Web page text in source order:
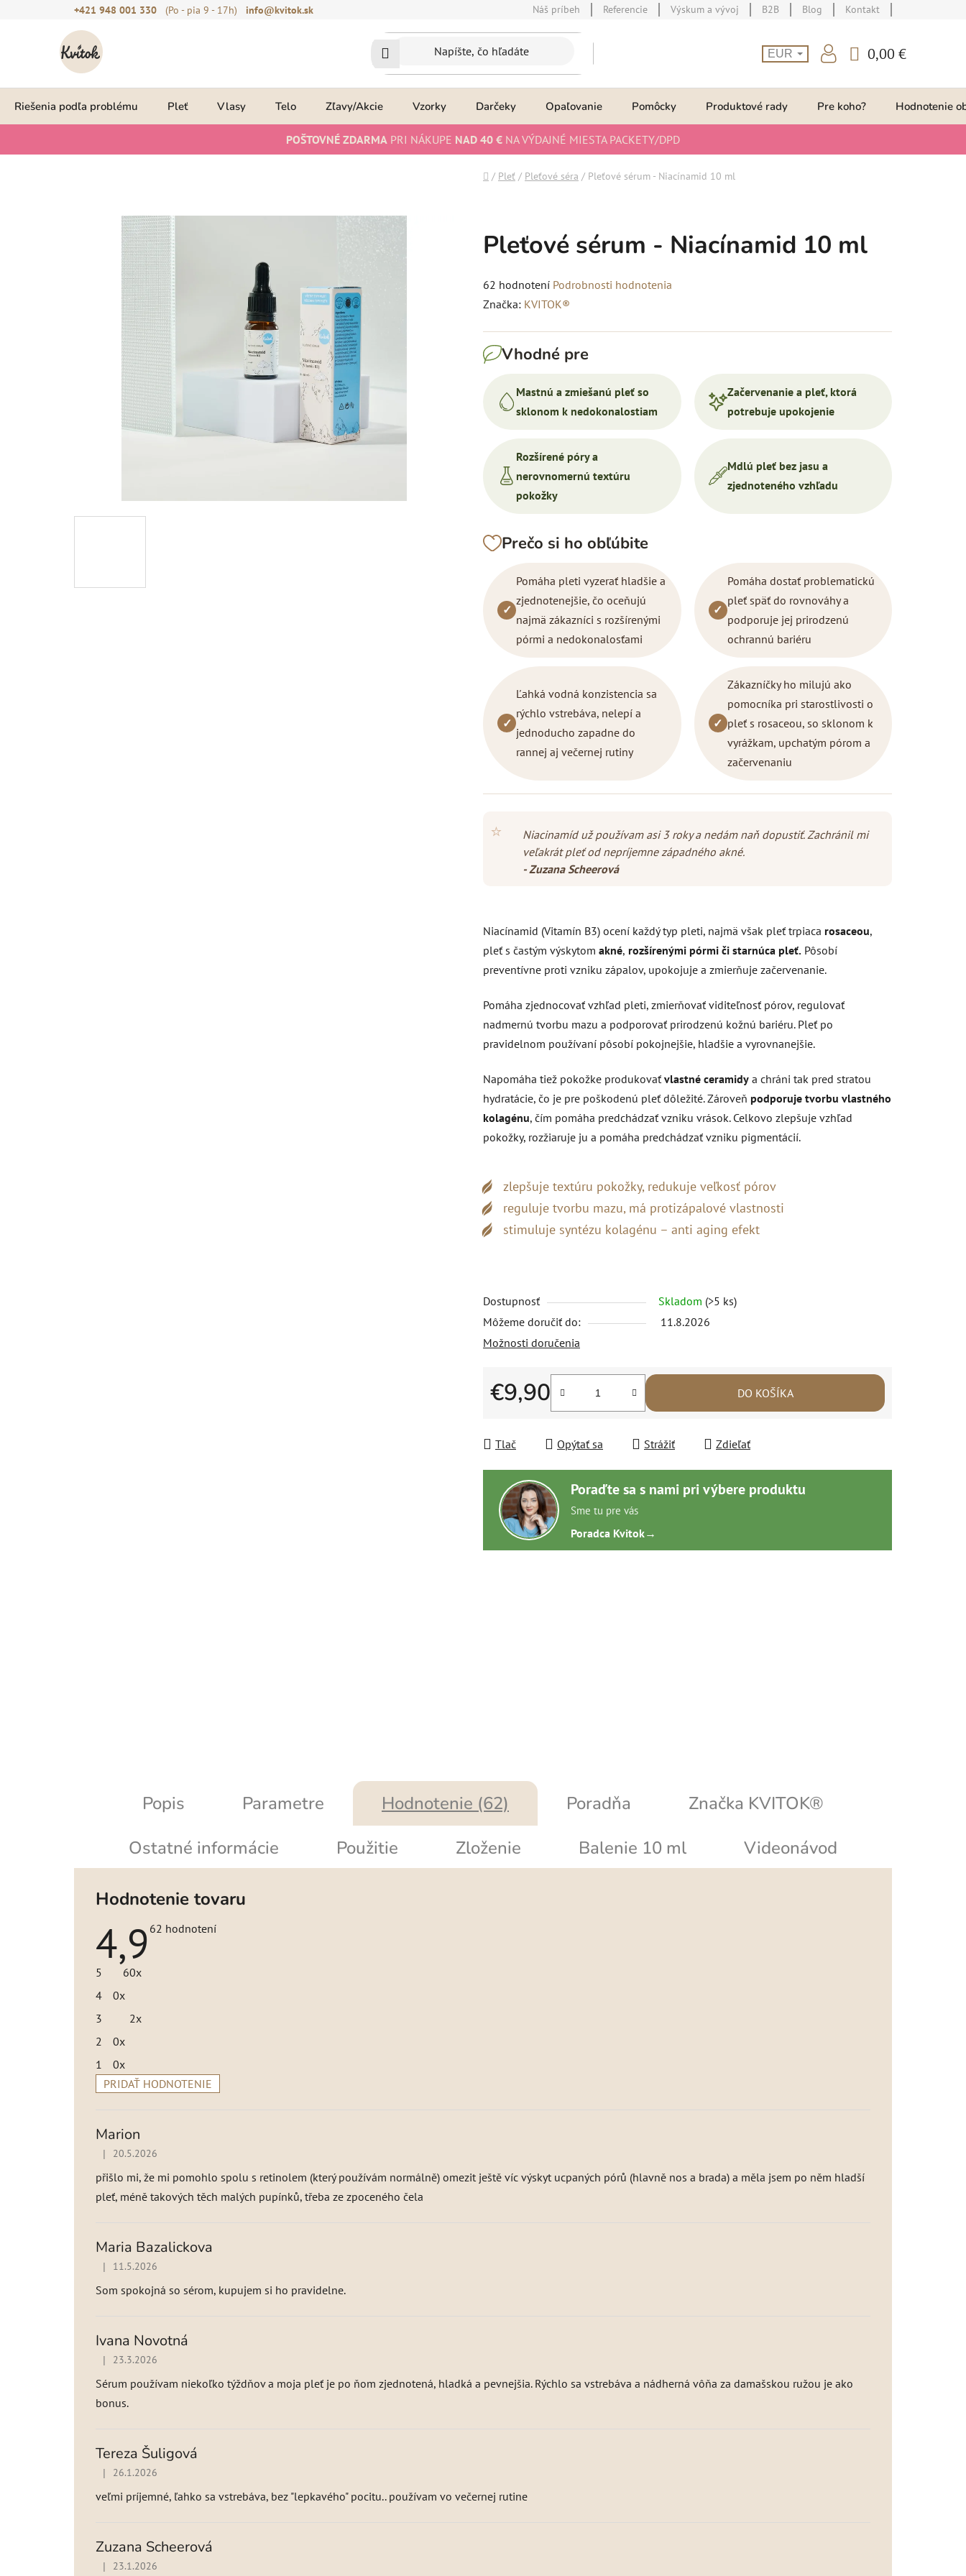
+421 948 001 330 (Po - pia 9 - 17h) info@kvitok.sk Náš príbeh Referencie Výskum a vývoj B2B Blog Kontakt
EUR
KOŠÍK
0,00 €
Riešenia podľa problému Pleť Vlasy Telo Zľavy/Akcie Vzorky Darčeky Opaľovanie Pomôcky Produktové rady Pre koho? Hodnotenie
POŠTOVNÉ ZDARMA PRI NÁKUPE NAD 40 € NA VÝDAJNÉ MIESTA PACKETY/DPD
Domov
/ Pleť / Pleťové séra / Pleťové sérum - Niacínamid 10 ml
Pleťové sérum - Niacínamid 10 ml
Priemerné
hodnotenie
je
4,9
hviezdičiek.
62 hodnotení Podrobnosti hodnotenia
Značka: KVITOK®
Vhodné pre
Mastnú a zmiešanú pleť so
sklonom k nedokonalostiam
Začervenanie a pleť, ktorá
potrebuje upokojenie
Rozšírené póry a
nerovnomernú textúru
pokožky
Mdlú pleť bez jasu a
zjednoteného vzhľadu
Prečo si ho obľúbite
✓
Pomáha pleti vyzerať hladšie a
zjednotenejšie, čo oceňujú
najmä zákazníci s rozšírenými
pórmi a nedokonalosťami
✓
Pomáha dostať problematickú
pleť späť do rovnováhy a
podporuje jej prirodzenú
ochrannú bariéru
✓
Ľahká vodná konzistencia sa
rýchlo vstrebáva, nelepí a
jednoducho zapadne do
rannej aj večernej rutiny
✓
Zákazníčky ho milujú ako
pomocníka pri starostlivosti o
pleť s rosaceou, so sklonom k
vyrážkam, upchatým pórom a
začervenaniu
⭐
Niacinamíd už používam asi 3 roky a nedám naň dopustiť. Zachránil mi
veľakrát pleť od nepríjemne západného akné.
- Zuzana Scheerová
Niacínamid (Vitamín B3) ocení každý typ pleti, najmä však pleť trpiaca rosaceou,
pleť s častým výskytom akné, rozšírenými pórmi či starnúca pleť. Pôsobí
preventívne proti vzniku zápalov, upokojuje a zmierňuje začervenanie.
Pomáha zjednocovať vzhľad pleti, zmierňovať viditeľnosť pórov, regulovať
nadmernú tvorbu mazu a podporovať prirodzenú kožnú bariéru. Pleť po
pravidelnom používaní pôsobí pokojnejšie, hladšie a vyrovnanejšie.
Napomáha tiež pokožke produkovať vlastné ceramidy a chráni tak pred stratou
hydratácie, čo je pre poškodenú pleť dôležité. Zároveň podporuje tvorbu vlastného
kolagénu, čím pomáha predchádzať vzniku vrások. Celkovo zlepšuje vzhľad
pokožky, rozžiaruje ju a pomáha predchádzať vzniku pigmentácií.
zlepšuje textúru pokožky, redukuje veľkosť pórov
reguluje tvorbu mazu, má protizápalové vlastnosti
stimuluje syntézu kolagénu – anti aging efekt
Dostupnosť Skladom (>5 ks)
Môžeme doručiť do:
11.8.2026
Možnosti doručenia
€9,90
Jednotková cena:
DO KOŠÍKA
Tlač Opýtať sa Strážiť Zdieľať
Poraďte sa s nami pri výbere produktu
Sme tu pre vás
Poradca Kvitok→
Popis Parametre Hodnotenie (62) Poradňa Značka KVITOK®
Ostatné informácie
Použitie Zloženie Balenie 10 ml Videonávod
Hodnotenie tovaru
4,9 Priemerné
62 hodnotení
5
60x
4
0x
3
2x
2
0x
1
0x
PRIDAŤ HODNOTENIE
p
h
o
o
t
n
Marion
Hodnotenie produktu je 5 z 5 hviezdičiek.
| 20.5.2026
přišlo mi, že mi pomohlo spolu s retinolem (který používám normálně) omezit ještě víc výskyt ucpaných pórů (hlavně nos a brada) a měla jsem po něm hladší
pleť, méně takových těch malých pupínků, třeba ze zpoceného čela
Maria Bazalickova
Hodnotenie produktu je 5 z 5 hviezdičiek.
| 11.5.2026
Som spokojná so sérom, kupujem si ho pravidelne.
Ivana Novotná
Hodnotenie produktu je 5 z 5 hviezdičiek.
| 23.3.2026
Sérum používam niekoľko týždňov a moja pleť je po ňom zjednotená, hladká a pevnejšia. Rýchlo sa vstrebáva a nádherná vôňa za damašskou ružou je ako
bonus.
Tereza Šuligová
Hodnotenie produktu je 5 z 5 hviezdičiek.
| 26.1.2026
veľmi príjemné, ľahko sa vstrebáva, bez "lepkavého" pocitu.. používam vo večernej rutine
Zuzana Scheerová
Hodnotenie produktu je 5 z 5 hviezdičiek.
| 23.1.2026